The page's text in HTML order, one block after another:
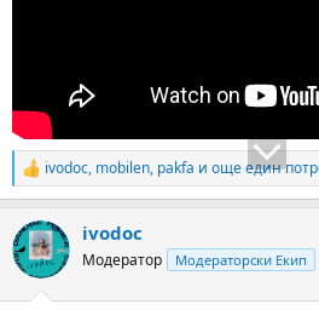
R
e
c
t
i
ivodoc, mobilen, pakfa и още един
ivodoc
Модератор Модераторски Екип